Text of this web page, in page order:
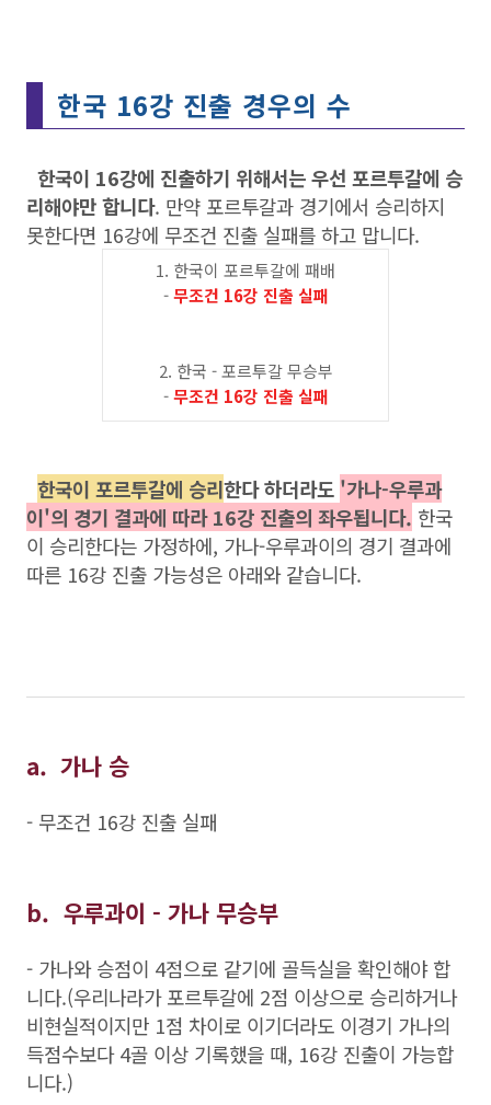
한국 16강 진출 경우의 수
한국이 16강에 진출하기 위해서는 우선 포르투갈에 승
리해야만 합니다. 만약 포르투갈과 경기에서 승리하지
못한다면 16강에 무조건 진출 실패를 하고 맙니다.
1. 한국이 포르투갈에 패배
-무조건 16강 진출 실패
2. 한국 - 포르투갈 무승부
-무조건 16강 진출 실패
한국이 포르투갈에 승리한다 하더라도 '가나-우루과
이'의 경기 결과에 따라 16강 진출의 좌우됩니다. 한국
이 승리한다는 가정하에, 가나-우루과이의 경기 결과에
따른 16강 진출 가능성은 아래와 같습니다.
a. 가나 승
- 무조건 16강 진출 실패
b. 우루과이 - 가나 무승부
- 가나와 승점이 4점으로 같기에 골득실을 확인해야 합
니다.(우리나라가 포르투갈에 2점 이상으로 승리하거나
비현실적이지만 1점 차이로 이기더라도 이경기 가나의
득점수보다 4골 이상 기록했을 때, 16강 진출이 가능합
니다.)